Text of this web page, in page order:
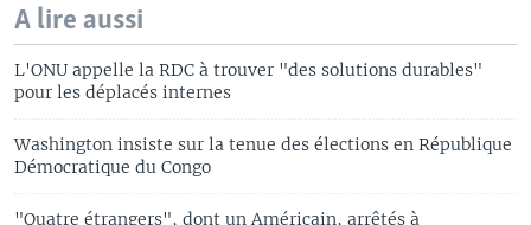
A lire aussi
L'ONU appelle la RDC à trouver "des solutions durables"
pour les déplacés internes
Washington insiste sur la tenue des élections en République
Démocratique du Congo
"Quatre étrangers", dont un Américain, arrêtés à